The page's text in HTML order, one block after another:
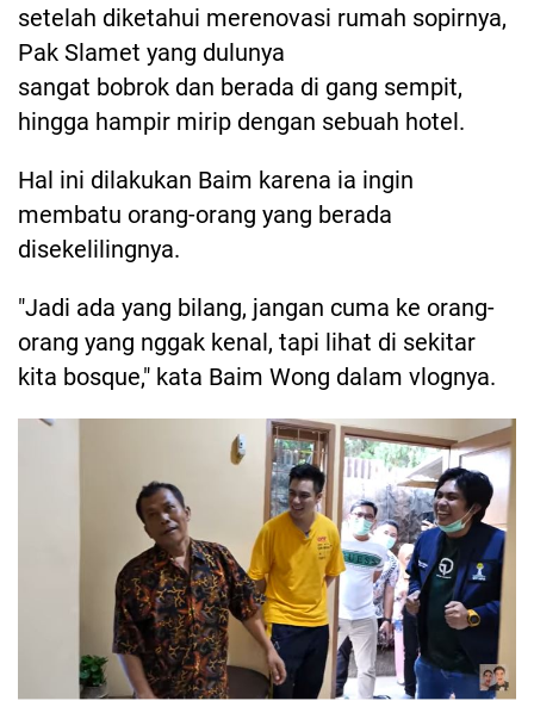
setelah diketahui merenovasi rumah sopirnya,
Pak Slamet yang dulunya
sangat bobrok dan berada di gang sempit,
hingga hampir mirip dengan sebuah hotel.
Hal ini dilakukan Baim karena ia ingin
membatu orang-orang yang berada
disekelilingnya.
"Jadi ada yang bilang, jangan cuma ke orang-
orang yang nggak kenal, tapi lihat di sekitar
kita bosque," kata Baim Wong dalam vlognya.